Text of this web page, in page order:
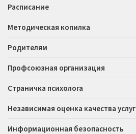
Расписание
Методическая копилка
Родителям
Профсоюзная организация
Страничка психолога
Независимая оценка качества услуг
Информационная безопасность